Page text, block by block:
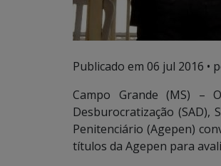
Publicado em 06 jul 2016 •
Campo Grande (MS) –
Desburocratização (SAD),
Penitenciário (Agepen)
títulos da Agepen para